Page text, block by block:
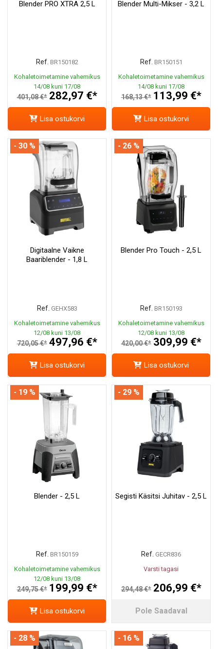
Blender PRO XTRA 2,5 L
Ref. BR150182
Kohaletoimetamine vahemikus
14/08 kuni 17/08
401,08 €* 282,97 €*
Lisa ostukorvi
Blender Multi-Mikser - 3,2 L
Ref. BR150151
Kohaletoimetamine vahemikus
14/08 kuni 17/08
168,13 €* 113,99 €*
Lisa ostukorvi
Digitaalne Vaikne
Baariblender - 1,8 L
Ref. GEHX583
Kohaletoimetamine vahemikus
12/08 kuni 13/08
720,05 €* 497,96 €*
- 30 %
Lisa ostukorvi
Blender Pro Touch - 2,5 L
Ref. BR150193
Kohaletoimetamine vahemikus
12/08 kuni 13/08
420,00 €* 309,99 €*
- 26 %
Lisa ostukorvi
Blender - 2,5 L
Ref. BR150159
Kohaletoimetamine vahemikus
12/08 kuni 13/08
249,75 €* 199,99 €*
- 19 %
Lisa ostukorvi
Segisti Käsitsi Juhitav - 2,5 L
Ref. GECR836
Varsti tagasi
294,48 €* 206,99 €*
- 29 %
Pole Saadaval
- 28 % - 16 %